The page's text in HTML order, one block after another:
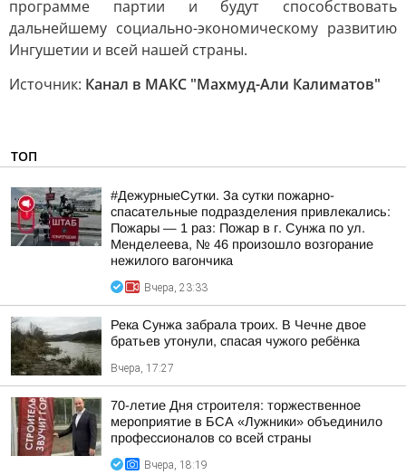
программе партии и будут способствовать
дальнейшему социально-экономическому развитию
Ингушетии и всей нашей страны.
Источник: Канал в МАКС "Махмуд-Али Калиматов"
ТОП
#ДежурныеСутки. За сутки пожарно-
спасательные подразделения привлекались:
Пожары — 1 раз: Пожар в г. Сунжа по ул.
Менделеева, № 46 произошло возгорание
нежилого вагончика
Вчера, 23:33
Река Сунжа забрала троих. В Чечне двое
братьев утонули, спасая чужого ребёнка
Вчера, 17:27
70-летие Дня строителя: торжественное
мероприятие в БСА «Лужники» объединило
профессионалов со всей страны
Вчера, 18:19